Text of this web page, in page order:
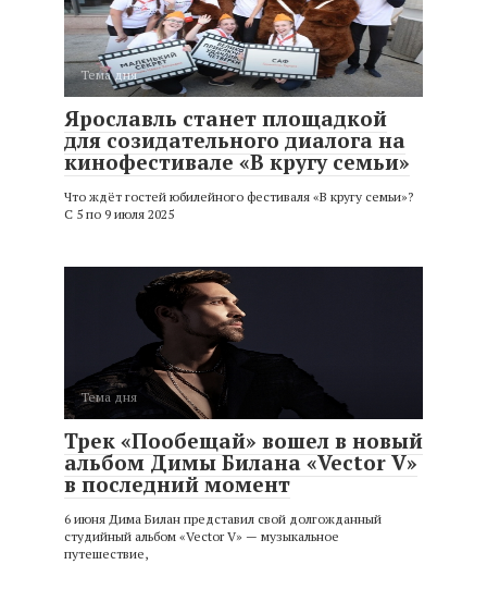
Тема дня
Ярославль станет площадкой
для созидательного диалога на
кинофестивале «В кругу семьи»
Что ждёт гостей юбилейного фестиваля «В кругу семьи»?
С 5 по 9 июля 2025
Тема дня
Трек «Пообещай» вошел в новый
альбом Димы Билана «Vector V»
в последний момент
6 июня Дима Билан представил свой долгожданный
студийный альбом «Vector V» — музыкальное
путешествие,